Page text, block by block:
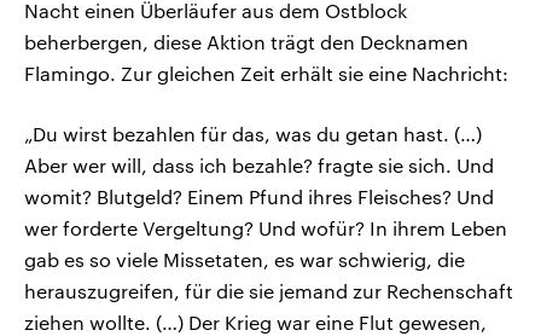
Nacht einen Überläufer aus dem Ostblock
beherbergen, diese Aktion trägt den Decknamen
Flamingo. Zur gleichen Zeit erhält sie eine Nachricht:
„Du wirst bezahlen für das, was du getan hast. (…)
Aber wer will, dass ich bezahle? fragte sie sich. Und
womit? Blutgeld? Einem Pfund ihres Fleisches? Und
wer forderte Vergeltung? Und wofür? In ihrem Leben
gab es so viele Missetaten, es war schwierig, die
herauszugreifen, für die sie jemand zur Rechenschaft
ziehen wollte. (…) Der Krieg war eine Flut gewesen,